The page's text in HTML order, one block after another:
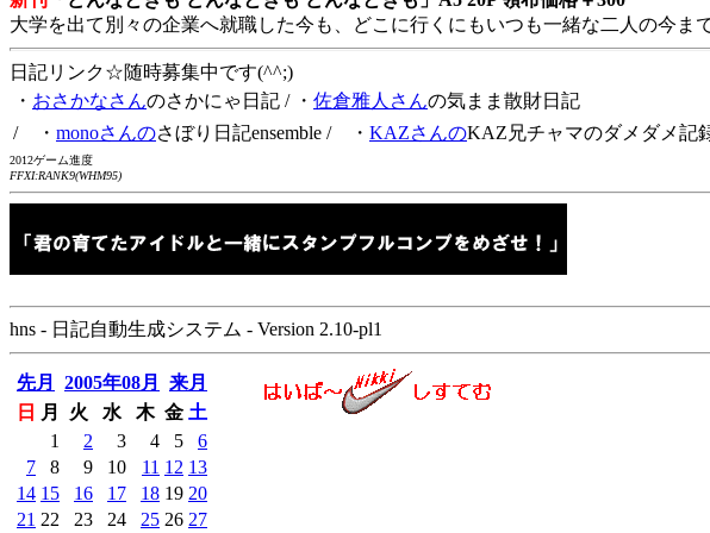
大学を出て別々の企業へ就職した今も、どこに行くにもいつも一緒な二人の今
日記リンク☆随時募集中です(^^;)
・ おさかなさんのさかにゃ日記 / ・ 佐倉雅人さんの気まま散財日記
/ ・ monoさんのさぼり日記ensemble / ・ KAZさんのKAZ兄チャマのダメダメ記
2012ゲーム進度
FFXI:RANK9(WHM95)
hns - 日記自動生成システム - Version 2.10-pl1
先月 2005年08月
来月
日
月 火 水 木 金 土
1
2 3 4 5
6
7
8 9 10 11 12 13
14 15 16 17 18 19 20
21 22 23 24 25 26 27